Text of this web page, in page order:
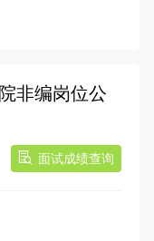
非编岗位公
面试成绩查询